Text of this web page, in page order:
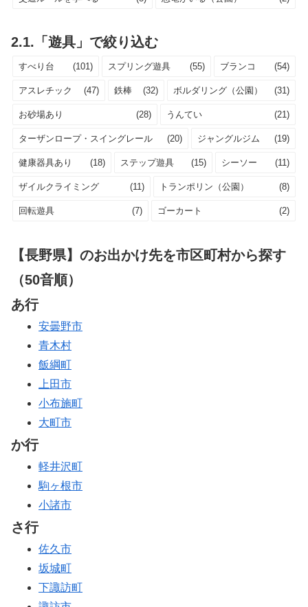
2.1.「遊具」で絞り込む
すべり台 (101) スプリング遊具 (55) ブランコ (54)
アスレチック (47) 鉄棒 (32) ボルダリング（公園） (31)
お砂場あり (28) うんてい (21)
ターザンロープ・スイングレール (20) ジャングルジム (19)
健康器具あり (18) ステップ遊具 (15) シーソー (11)
ザイルクライミング (11) トランポリン（公園） (8)
回転遊具 (7) ゴーカート (2)
【長野県】のお出かけ先を市区町村から探す
（50音順）
あ行
安曇野市
青木村
飯綱町
上田市
小布施町
大町市
か行
軽井沢町
駒ヶ根市
小諸市
さ行
佐久市
坂城町
下諏訪町